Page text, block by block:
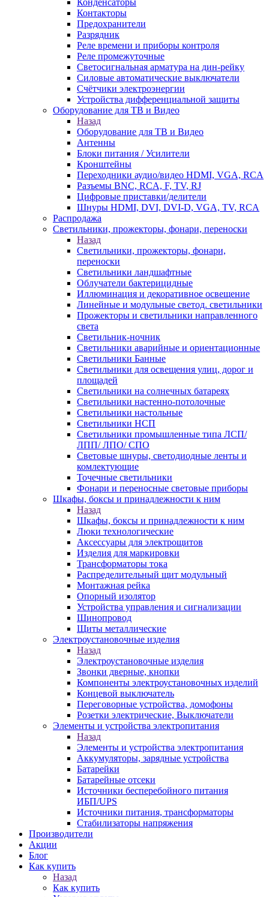
Конденсаторы
Контакторы
Предохранители
Разрядник
Реле времени и приборы контроля
Реле промежуточные
Светосигнальная арматура на дин-рейку
Силовые автоматические выключатели
Счётчики электроэнергии
Устройства дифференциальной защиты
Оборудование для ТВ и Видео
Назад
Оборудование для ТВ и Видео
Антенны
Блоки питания / Усилители
Кронштейны
Переходники аудио/видео HDMI, VGA, RCA
Разъемы BNС, RCA, F, TV, RJ
Цифровые приставки/делители
Шнуры HDMI, DVI, DVI-D, VGA, TV, RCA
Распродажа
Светильники, прожекторы, фонари, переноски
Назад
Светильники, прожекторы, фонари,
переноски
Светильники ландшафтные
Облучатели бактерицидные
Иллюминация и декоративное освещение
Линейные и модульные светод. светильники
Прожекторы и светильники направленного
света
Светильник-ночник
Светильники аварийные и ориентационные
Светильники Банные
Светильники для освещения улиц, дорог и
площадей
Светильники на солнечных батареях
Светильники настенно-потолочные
Светильники настольные
Светильники НСП
Светильники промышленные типа ЛСП/
ЛПП/ ЛПО/ СПО
Световые шнуры, светодиодные ленты и
комлектующие
Точечные светильники
Фонари и переносные световые приборы
Шкафы, боксы и принадлежности к ним
Назад
Шкафы, боксы и принадлежности к ним
Люки технологические
Аксессуары для электрощитов
Изделия для маркировки
Трансформаторы тока
Распределительный щит модульный
Монтажная рейка
Опорный изолятор
Устройства управления и сигнализации
Шинопровод
Щиты металлические
Электроустановочные изделия
Назад
Электроустановочные изделия
Звонки дверные, кнопки
Компоненты электроустановочных изделий
Концевой выключатель
Переговорные устройства, домофоны
Розетки электрические, Выключатели
Элементы и устройства электропитания
Назад
Элементы и устройства электропитания
Аккумуляторы, зарядные устройства
Батарейки
Батарейные отсеки
Источники бесперебойного питания
ИБП/UPS
Источники питания, трансформаторы
Стабилизаторы напряжения
Производители
Акции
Блог
Как купить
Назад
Как купить